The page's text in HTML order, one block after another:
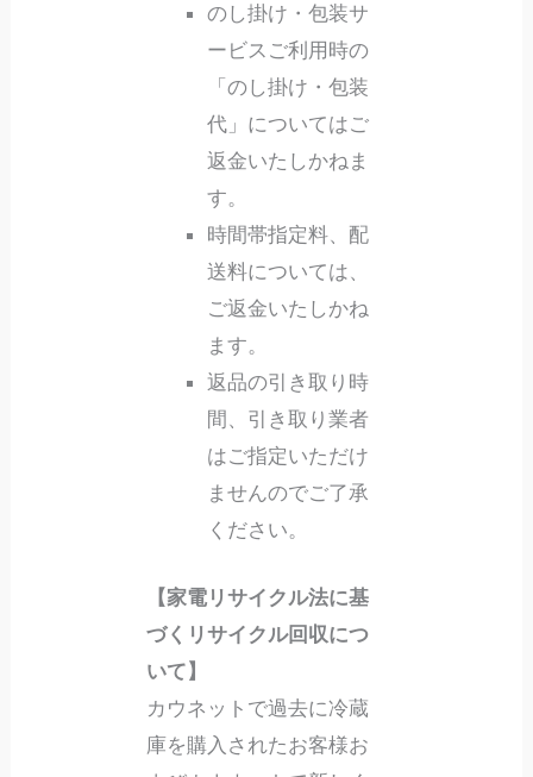
のし掛け・包装サ
ービスご利用時の
「のし掛け・包装
代」についてはご
返金いたしかねま
す。
時間帯指定料、配
送料については、
ご返金いたしかね
ます。
返品の引き取り時
間、引き取り業者
はご指定いただけ
ませんのでご了承
ください。
【家電リサイクル法に基
づくリサイクル回収につ
いて】
カウネットで過去に冷蔵
庫を購入されたお客様お